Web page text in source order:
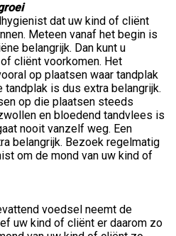
dat uw kind of cliënt
Meteen vanaf het begin is
belangrijk. Dan kunt u
cliënt voorkomen. Het
op plaatsen waar tandplak
is dus extra belangrijk.
op die plaatsen steeds
en bloedend tandvlees is
nooit vanzelf weg. Een
belangrijk. Bezoek regelmatig
om de mond van uw kind of
voedsel neemt de
uw kind of cliënt er daarom zo